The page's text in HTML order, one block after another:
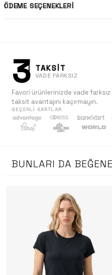
ÖDEME SEÇENEKLERI
3 TAKSİT
VADE FARKSIZ
Favori ürünlerinizde vade farksız
taksit avantajını kaçırmayın.
GEÇERLI KARTLAR
BUNLARI DA